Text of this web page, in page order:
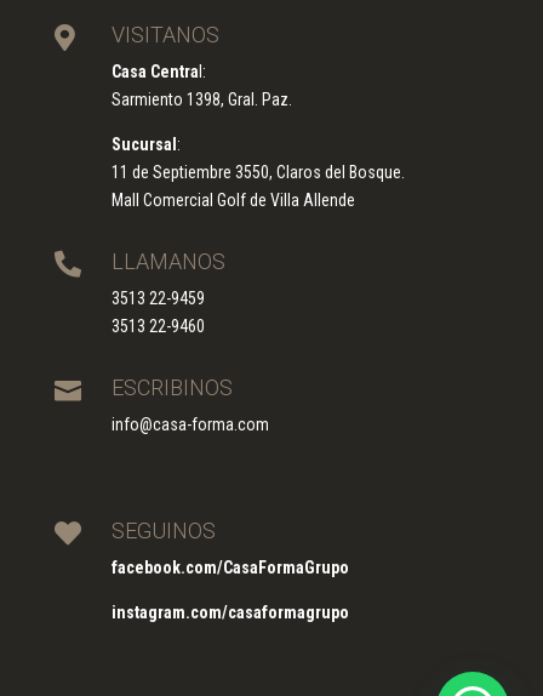
 VISITANOS
Casa Centra l:
Sarmiento 1398, Gral. Paz.
Sucursal :
11 de Septiembre 3550, Claros del Bosque.
Mall Comercial Golf de Villa Allende
 LLAMANOS
3513 22-9459
3513 22-9460
 ESCRIBINOS
info@casa-forma.com
 SEGUINOS
facebook.com/CasaFormaGrupo
instagram.com/casaformagrupo